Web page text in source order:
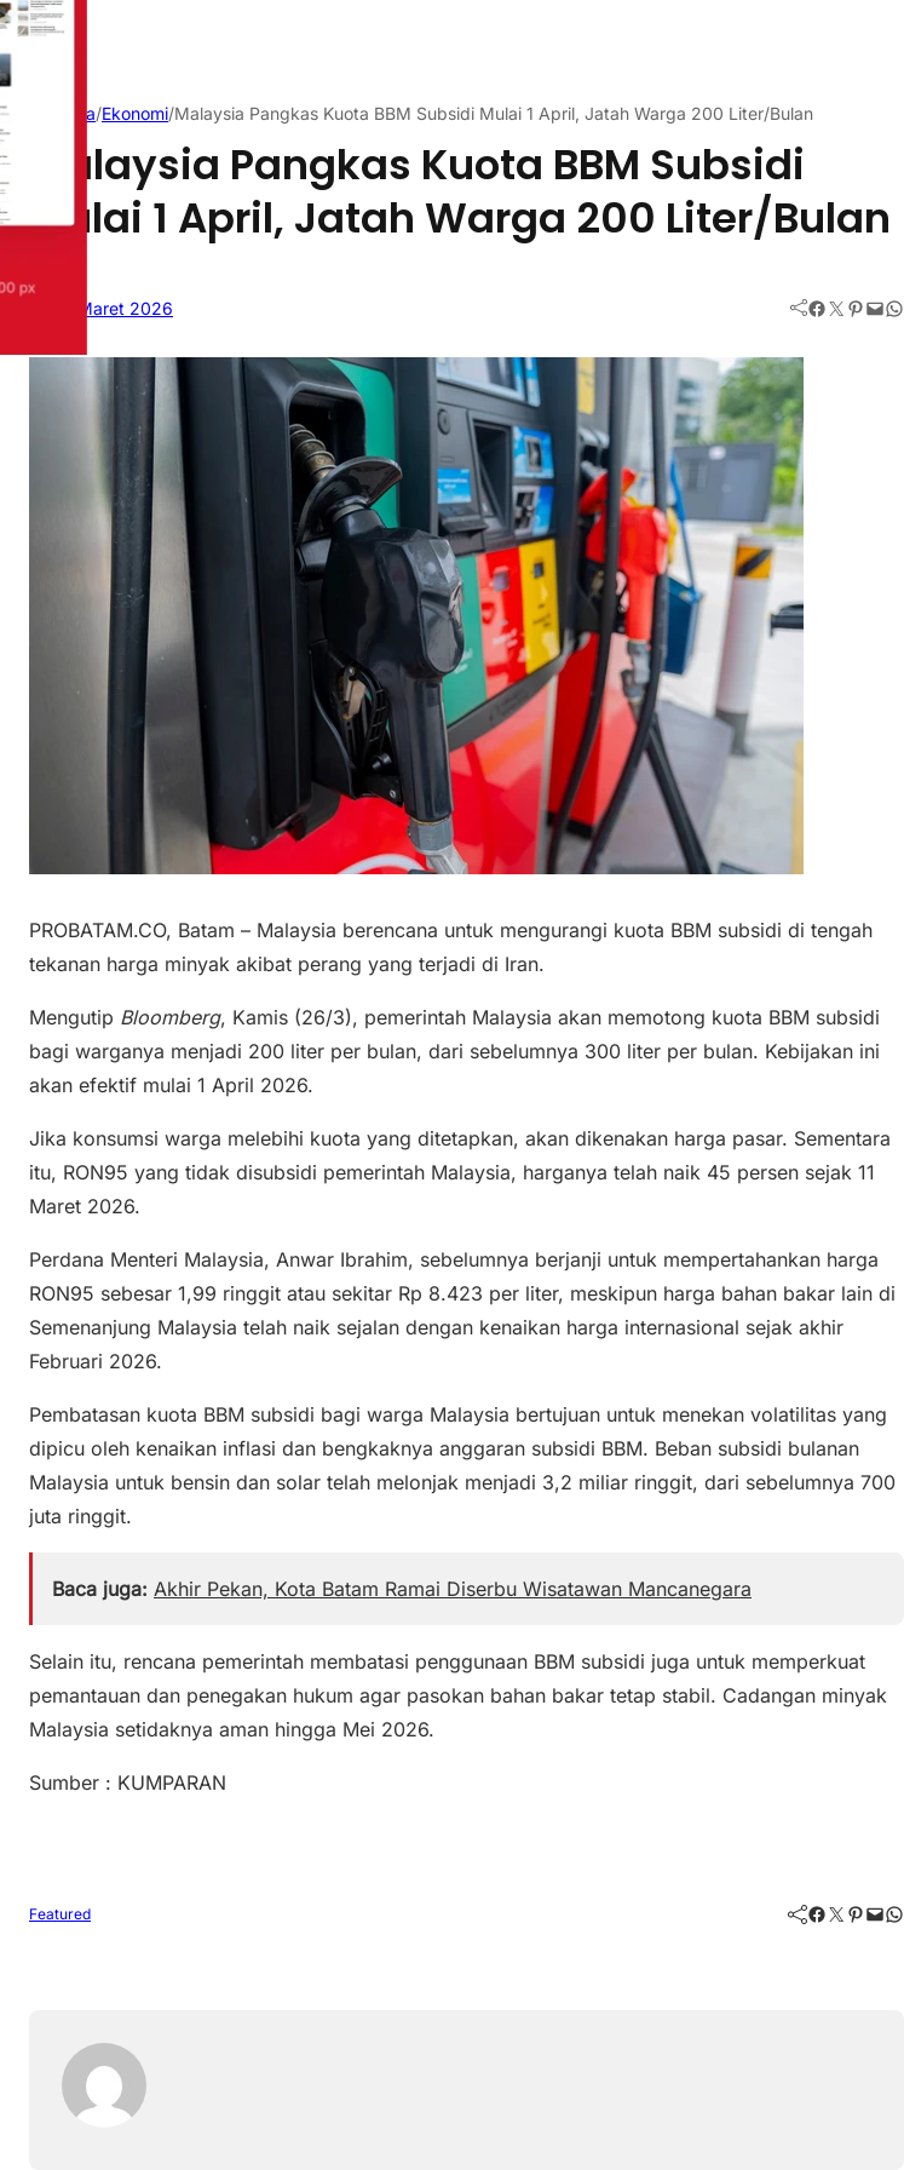
Beranda/Ekonomi/Malaysia Pangkas Kuota BBM Subsidi Mulai 1 April, Jatah Warga 200 Liter/Bulan
Malaysia Pangkas Kuota BBM Subsidi
Mulai 1 April, Jatah Warga 200 Liter/Bulan
26 Maret 2026 Facebook Twitter Pinterest Mail WhatsApp
PROBATAM.CO, Batam – Malaysia berencana untuk mengurangi kuota BBM subsidi di tengah
tekanan harga minyak akibat perang yang terjadi di Iran.
Mengutip Bloomberg, Kamis (26/3), pemerintah Malaysia akan memotong kuota BBM subsidi
bagi warganya menjadi 200 liter per bulan, dari sebelumnya 300 liter per bulan. Kebijakan ini
akan efektif mulai 1 April 2026.
Jika konsumsi warga melebihi kuota yang ditetapkan, akan dikenakan harga pasar. Sementara
itu, RON95 yang tidak disubsidi pemerintah Malaysia, harganya telah naik 45 persen sejak 11
Maret 2026.
Perdana Menteri Malaysia, Anwar Ibrahim, sebelumnya berjanji untuk mempertahankan harga
RON95 sebesar 1,99 ringgit atau sekitar Rp 8.423 per liter, meskipun harga bahan bakar lain di
Semenanjung Malaysia telah naik sejalan dengan kenaikan harga internasional sejak akhir
Februari 2026.
Pembatasan kuota BBM subsidi bagi warga Malaysia bertujuan untuk menekan volatilitas yang
dipicu oleh kenaikan inflasi dan bengkaknya anggaran subsidi BBM. Beban subsidi bulanan
Malaysia untuk bensin dan solar telah melonjak menjadi 3,2 miliar ringgit, dari sebelumnya 700
juta ringgit.
Baca juga: Akhir Pekan, Kota Batam Ramai Diserbu Wisatawan Mancanegara
Selain itu, rencana pemerintah membatasi penggunaan BBM subsidi juga untuk memperkuat
pemantauan dan penegakan hukum agar pasokan bahan bakar tetap stabil. Cadangan minyak
Malaysia setidaknya aman hingga Mei 2026.
Sumber : KUMPARAN
Featured Facebook Twitter Pinterest Mail WhatsApp